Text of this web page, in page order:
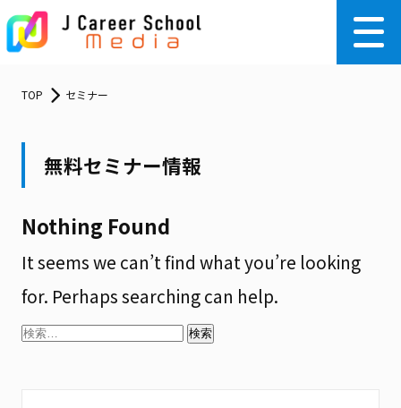
TOP セミナー
無料セミナー情報
Nothing Found
It seems we can’t find what you’re looking
for. Perhaps searching can help.
検